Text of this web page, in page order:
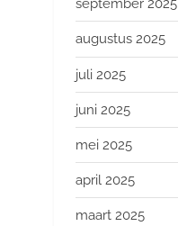
september 2025
augustus 2025
juli 2025
juni 2025
mei 2025
april 2025
maart 2025